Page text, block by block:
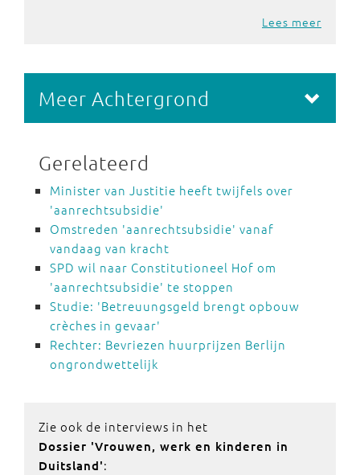
Lees meer
Meer Achtergrond
Gerelateerd
Minister van Justitie heeft twijfels over
'aanrechtsubsidie'
Omstreden 'aanrechtsubsidie' vanaf
vandaag van kracht
SPD wil naar Constitutioneel Hof om
'aanrechtsubsidie' te stoppen
Studie: 'Betreuungsgeld brengt opbouw
crèches in gevaar'
Rechter: Bevriezen huurprijzen Berlijn
ongrondwettelijk
Zie ook de interviews in het
Dossier 'Vrouwen, werk en kinderen in
Duitsland':